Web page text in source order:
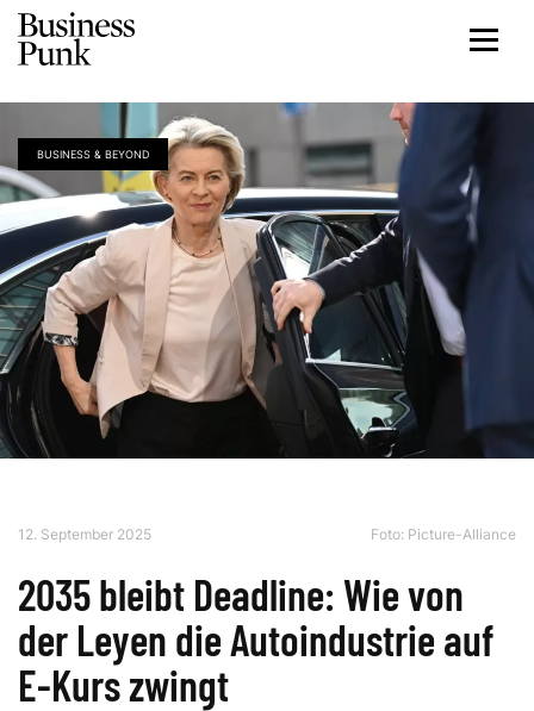
BUSINESS & BEYOND
12. September 2025 Foto: Picture-Alliance
2035 bleibt Deadline: Wie von
der Leyen die Autoindustrie auf
E-Kurs zwingt